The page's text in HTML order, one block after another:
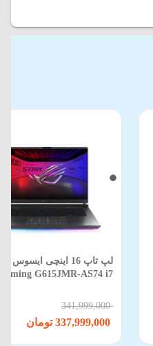
لپ‌ تاپ 16 اینچی ایسوس
G615JMR-AS74 i7
RTX5060-WIN 11
341,999,000